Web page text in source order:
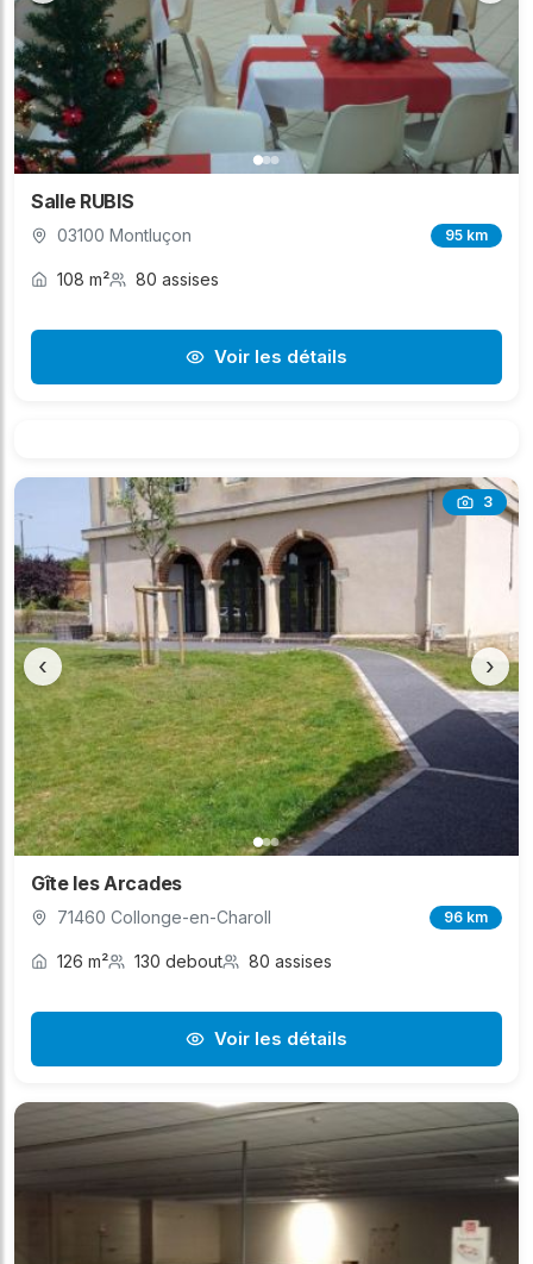
Salle RUBIS
03100 Montluçon 95 km
108 m² 80 assises
Voir les détails
3
‹ ›
Gîte les Arcades
71460 Collonge-en-Charoll 96 km
126 m² 130 debout 80 assises
Voir les détails